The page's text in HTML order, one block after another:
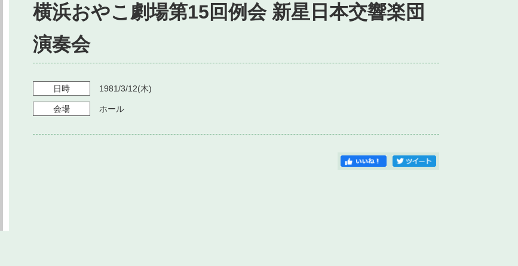
横浜おやこ劇場第15回例会 新星日本交響楽団
演奏会
日時 1981/3/12(木)
会場 ホール